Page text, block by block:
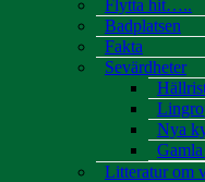
Flytta hit…..
Badplatsen
Fakta
Sevärdheter
Nya
Litteratur om